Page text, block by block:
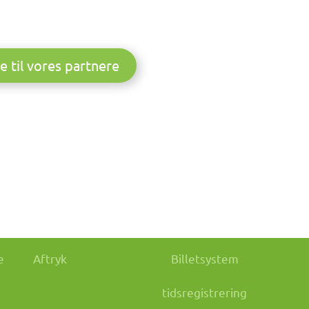
til vores partnere
Aftryk Billetsystem
tidsregistrering